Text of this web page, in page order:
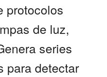
protocolos
de luz,
series
para detectar